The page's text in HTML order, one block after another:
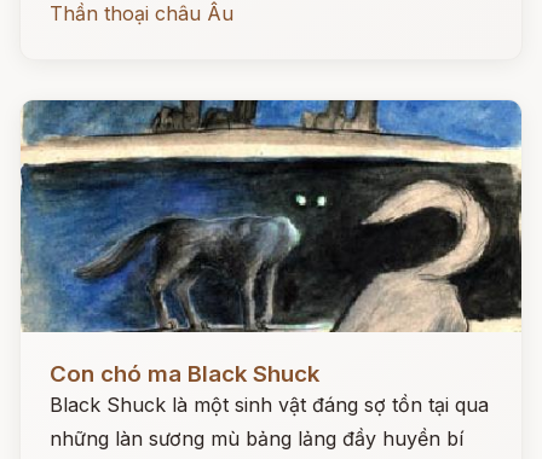
Thần thoại châu Âu
Con chó ma Black Shuck
Black Shuck là một sinh vật đáng sợ tồn tại qua
những làn sương mù bảng lảng đầy huyền bí